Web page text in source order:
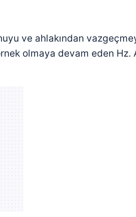
ve ahlakından
olmaya devam eden Hz.